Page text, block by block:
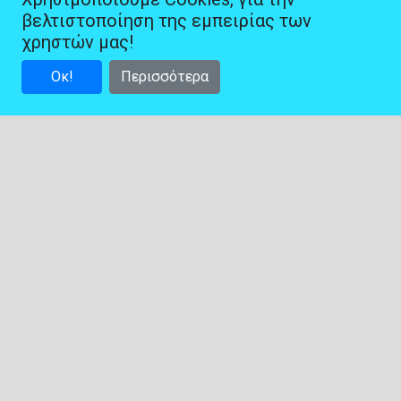
βελτιστοποίηση της εμπειρίας των
χρηστών μας!
Οκ! Περισσότερα